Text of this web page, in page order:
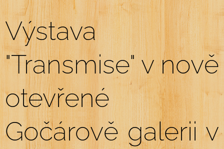
Výstava
"Transmise" v nově
otevřené
Gočárově galerii v